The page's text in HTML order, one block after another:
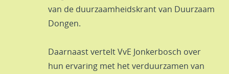
van de duurzaamheidskrant van Duurzaam
Dongen.
Daarnaast vertelt VvE Jonkerbosch over
hun ervaring met het verduurzamen van